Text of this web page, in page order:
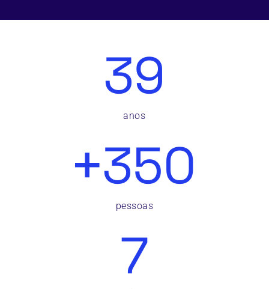
39
anos
+350
pessoas
7